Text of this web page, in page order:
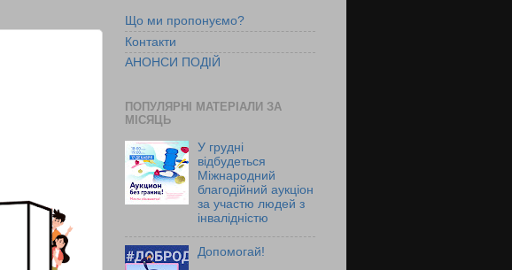
Що ми пропонуємо?
Контакти
АНОНСИ ПОДІЙ
ПОПУЛЯРНІ МАТЕРІАЛИ ЗА
МІСЯЦЬ
У грудні
відбудеться
Міжнародний
благодійний аукціон
за участю людей з
інвалідністю
Допомогай!